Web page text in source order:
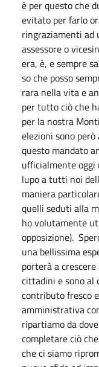
è per questo che
evitato per farlo
ringraziamenti ad
assessore o
era, è, e sempre
so che posso
rara nella vita e
per tutto ciò che
per la nostra
elezioni sono
questo mandato
ufficialmente oggi
lupo a tutti noi
maniera
quelli seduti alla
ho volutamente
opposizione).
una bellissima
porterà a
cittadini e sono al
contributo fresco
amministrativa
ripartiamo da
completare ciò
che ci siamo